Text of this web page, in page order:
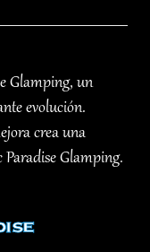
Glamping, un
evolución.
crea una
Glamping.